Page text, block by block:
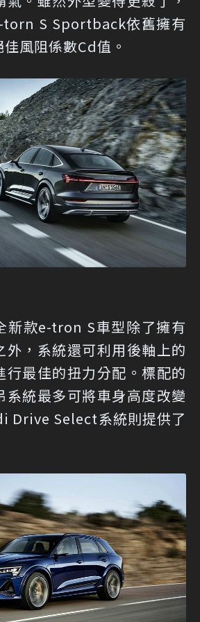
S Sportback依舊擁有
風阻係數Cd值。
新款e-tron S車型除了擁有
外，系統還可利用後軸上的
行最佳的扭力分配。標配的
系統最多可將車身高度改變
Drive Select系統則提供了